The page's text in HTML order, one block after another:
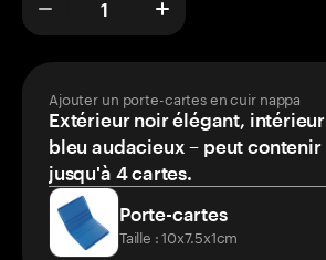
Ajouter un porte-cartes en cuir nappa
Extérieur noir élégant, intérieur
bleu audacieux – peut contenir
jusqu'à 4 cartes.
Porte-cartes
Taille : 10x7.5x1cm